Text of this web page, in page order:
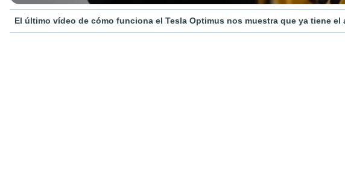
El último vídeo de cómo funciona el Tesla Optimus nos muestra que ya tiene el